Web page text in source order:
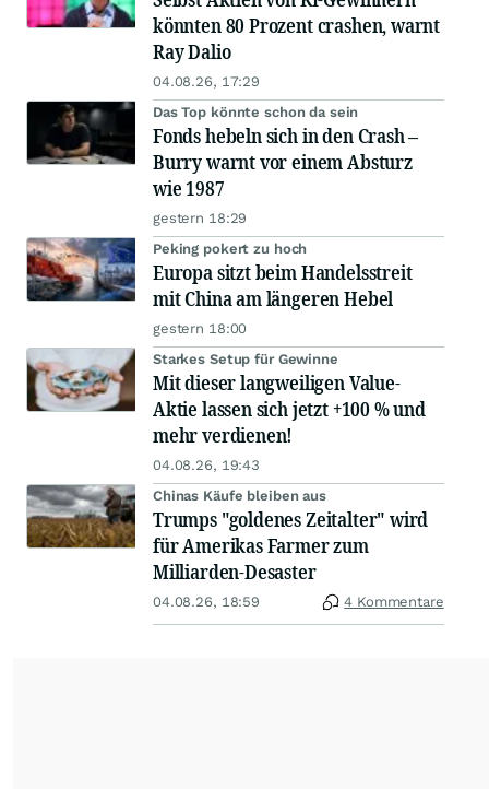
könnten 80 Prozent crashen, warnt
Ray Dalio
04.08.26, 17:29
Das Top könnte schon da sein
Fonds hebeln sich in den Crash –
Burry warnt vor einem Absturz
wie 1987
gestern 18:29
Peking pokert zu hoch
Europa sitzt beim Handelsstreit
mit China am längeren Hebel
gestern 18:00
Starkes Setup für Gewinne
Mit dieser langweiligen Value-
Aktie lassen sich jetzt +100 % und
mehr verdienen!
04.08.26, 19:43
Chinas Käufe bleiben aus
Trumps "goldenes Zeitalter" wird
für Amerikas Farmer zum
Milliarden-Desaster
04.08.26, 18:59 4 Kommentare